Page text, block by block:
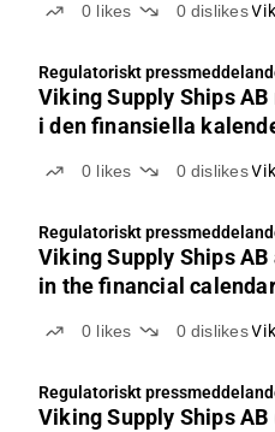
0 likes 0 dislikes
Regulatoriskt
Viking Supply Ships
i den finansiella
0 likes 0 dislikes
Regulatoriskt
Viking Supply Ships
in the financial
0 likes 0 dislikes
Regulatoriskt
Viking Supply Ships